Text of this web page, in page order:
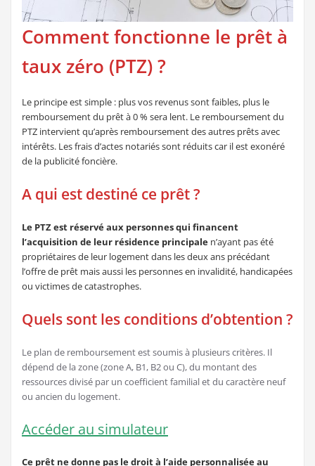
Comment fonctionne le prêt à
taux zéro (PTZ) ?
Le principe est simple : plus vos revenus sont faibles, plus le
remboursement du prêt à 0 % sera lent. Le remboursement du
PTZ intervient qu’après remboursement des autres prêts avec
intérêts. Les frais d’actes notariés sont réduits car il est exonéré
de la publicité foncière.
A qui est destiné ce prêt ?
Le PTZ est réservé aux personnes qui financent
l’acquisition de leur résidence principale n’ayant pas été
propriétaires de leur logement dans les deux ans précédant
l’offre de prêt mais aussi les personnes en invalidité, handicapées
ou victimes de catastrophes.
Quels sont les conditions d’obtention ?
Le plan de remboursement est soumis à plusieurs critères. Il
dépend de la zone (zone A, B1, B2 ou C), du montant des
ressources divisé par un coefficient familial et du caractère neuf
ou ancien du logement.
Accéder au simulateur
Ce prêt ne donne pas le droit à l’aide personnalisée au